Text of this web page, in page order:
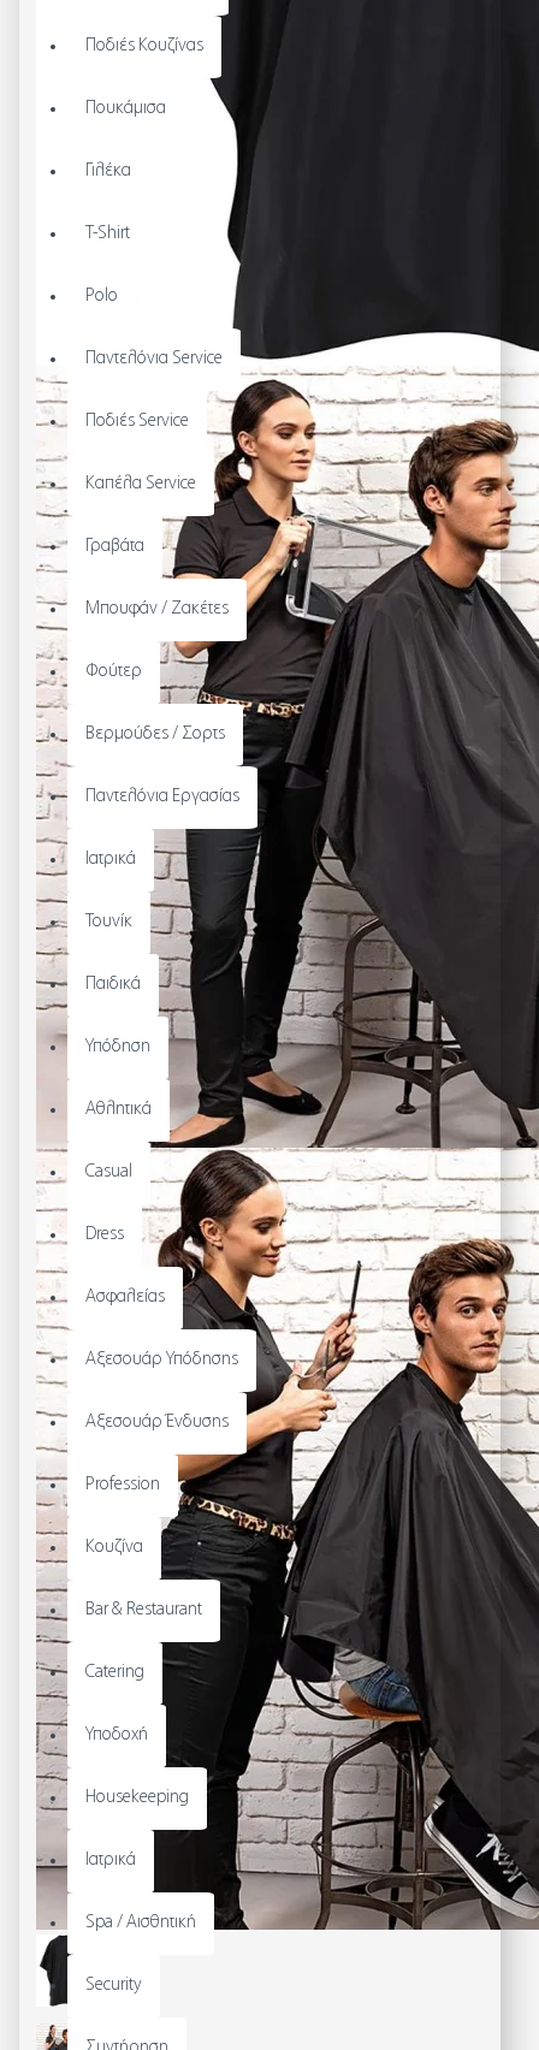
Ποδιές Κουζίνας
Πουκάμισα
Γιλέκα
T-Shirt
Polo
Παντελόνια Service
Ποδιές Service
Καπέλα Service
Γραβάτα
Μπουφάν / Ζακέτες
Φούτερ
Βερμούδες / Σορτς
Παντελόνια Εργασίας
Ιατρικά
Τουνίκ
Παιδικά
Υπόδηση
Αθλητικά
Casual
Dress
Ασφαλείας
Αξεσουάρ Υπόδησης
Αξεσουάρ Ένδυσης
Profession
Κουζίνα
Bar & Restaurant
Catering
Υποδοχή
Housekeeping
Ιατρικά
Spa / Αισθητική
Security